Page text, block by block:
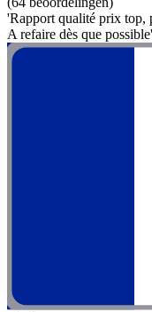
'Rapport qualité prix top,
A refaire dès que possible'